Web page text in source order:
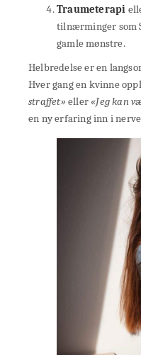
Traumeterapi
tilnærminger som
gamle mønstre.
Helbredelse er en
Hver gang en kvinne
straffet»eller«Jeg kan
en ny erfaring inn i